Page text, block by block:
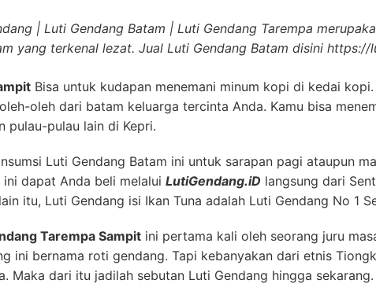
Tarempa, artinya metode/teknik memasak dengan
tidak dikit banyak penyebutan Luti Gendang Tarempa
Tarempa Sampit
mencari Oleh Oleh Batam pasti merujuk pada Luti
banyak cita rasa yang terdapat pada Luti Gendang Tarempa
atau untuk cemilan sore.
Sampit
berikisar Rp 5.000 perbuah dan seandainya
free pengiriman se Batam. Karena racikan Luti Gendang dari
dengan cita rasa Oleh Oleh Batam.